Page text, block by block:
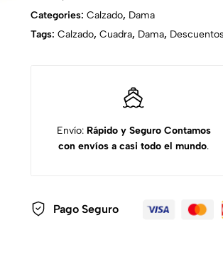
Categories: Calzado, Dama
Tags: Calzado, Cuadra, Dama,
Envío: Rápido y Seguro Contamos
con envíos a casi todo el mundo.
Pago Seguro